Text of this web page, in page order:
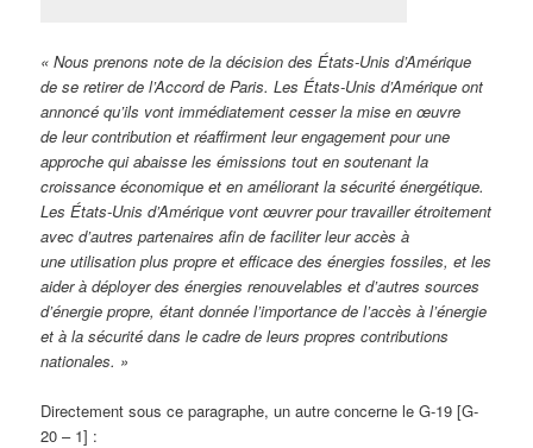
« Nous prenons note de la décision des États-Unis d’Amérique
de se retirer de l’Accord de Paris. Les États-Unis d’Amérique ont
annoncé qu’ils vont immédiatement cesser la mise en œuvre
de leur contribution et réaffirment leur engagement pour une
approche qui abaisse les émissions tout en soutenant la
croissance économique et en améliorant la sécurité énergétique.
Les États-Unis d’Amérique vont œuvrer pour travailler étroitement
avec d’autres partenaires afin de faciliter leur accès à
une utilisation plus propre et efficace des énergies fossiles, et les
aider à déployer des énergies renouvelables et d’autres sources
d’énergie propre, étant donnée l’importance de l’accès à l’énergie
et à la sécurité dans le cadre de leurs propres contributions
nationales. »
Directement sous ce paragraphe, un autre concerne le G-19 [G-
20 – 1] :